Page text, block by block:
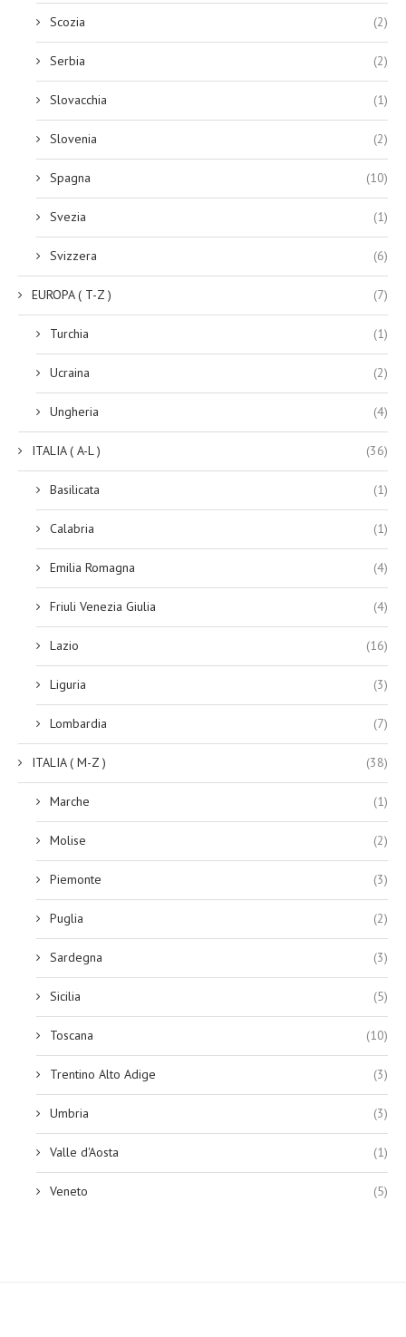
Scozia (2)
Serbia (2)
Slovacchia (1)
Slovenia (2)
Spagna (10)
Svezia (1)
Svizzera (6)
EUROPA ( T-Z ) (7)
Turchia (1)
Ucraina (2)
Ungheria (4)
ITALIA ( A-L ) (36)
Basilicata (1)
Calabria (1)
Emilia Romagna (4)
Friuli Venezia Giulia (4)
Lazio (16)
Liguria (3)
Lombardia (7)
ITALIA ( M-Z ) (38)
Marche (1)
Molise (2)
Piemonte (3)
Puglia (2)
Sardegna (3)
Sicilia (5)
Toscana (10)
Trentino Alto Adige (3)
Umbria (3)
Valle d'Aosta (1)
Veneto (5)